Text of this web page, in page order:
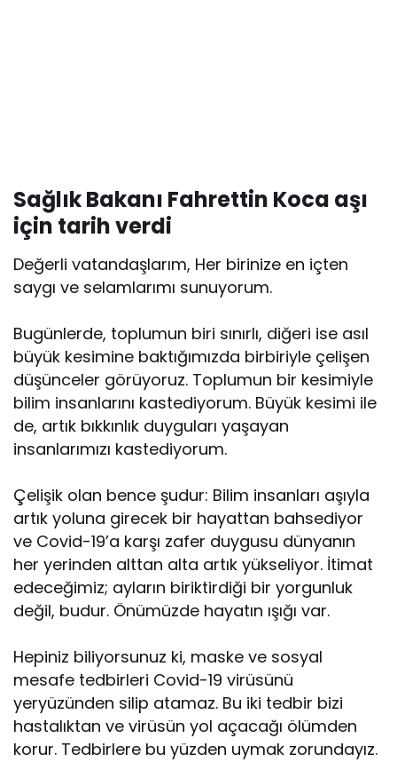
Sağlık Bakanı Fahrettin Koca aşı
için tarih verdi
Değerli vatandaşlarım, Her birinize en içten
saygı ve selamlarımı sunuyorum.
Bugünlerde, toplumun biri sınırlı, diğeri ise asıl
büyük kesimine baktığımızda birbiriyle çelişen
düşünceler görüyoruz. Toplumun bir kesimiyle
bilim insanlarını kastediyorum. Büyük kesimi ile
de, artık bıkkınlık duyguları yaşayan
insanlarımızı kastediyorum.
Çelişik olan bence şudur: Bilim insanları aşıyla
artık yoluna girecek bir hayattan bahsediyor
ve Covid-19’a karşı zafer duygusu dünyanın
her yerinden alttan alta artık yükseliyor. İtimat
edeceğimiz; ayların biriktirdiği bir yorgunluk
değil, budur. Önümüzde hayatın ışığı var.
Hepiniz biliyorsunuz ki, maske ve sosyal
mesafe tedbirleri Covid-19 virüsünü
yeryüzünden silip atamaz. Bu iki tedbir bizi
hastalıktan ve virüsün yol açacağı ölümden
korur. Tedbirlere bu yüzden uymak zorundayız.